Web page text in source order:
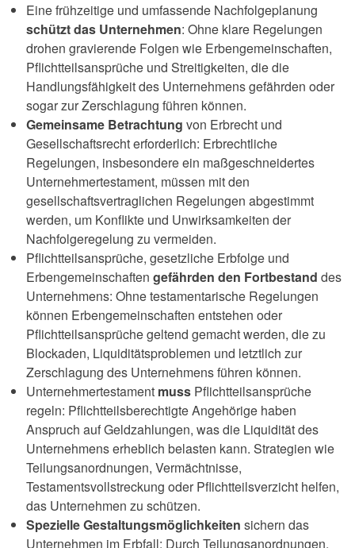
Eine frühzeitige und umfassende Nachfolgeplanung
schützt das Unternehmen: Ohne klare Regelungen
drohen gravierende Folgen wie Erbengemeinschaften,
Pflichtteilsansprüche und Streitigkeiten, die die
Handlungsfähigkeit des Unternehmens gefährden oder
sogar zur Zerschlagung führen können.
Gemeinsame Betrachtung von Erbrecht und
Gesellschaftsrecht erforderlich: Erbrechtliche
Regelungen, insbesondere ein maßgeschneidertes
Unternehmertestament, müssen mit den
gesellschaftsvertraglichen Regelungen abgestimmt
werden, um Konflikte und Unwirksamkeiten der
Nachfolgeregelung zu vermeiden.
Pflichtteilsansprüche, gesetzliche Erbfolge und
Erbengemeinschaften gefährden den Fortbestand des
Unternehmens: Ohne testamentarische Regelungen
können Erbengemeinschaften entstehen oder
Pflichtteilsansprüche geltend gemacht werden, die zu
Blockaden, Liquiditätsproblemen und letztlich zur
Zerschlagung des Unternehmens führen können.
Unternehmertestament muss Pflichtteilsansprüche
regeln: Pflichtteilsberechtigte Angehörige haben
Anspruch auf Geldzahlungen, was die Liquidität des
Unternehmens erheblich belasten kann. Strategien wie
Teilungsanordnungen, Vermächtnisse,
Testamentsvollstreckung oder Pflichtteilsverzicht helfen,
das Unternehmen zu schützen.
SpezielleGestaltungsmöglichkeiten sichern das
Unternehmen im Erbfall: Durch Teilungsanordnungen,